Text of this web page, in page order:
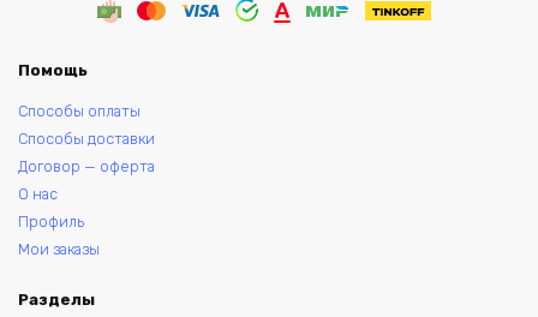
Помощь
Способы оплаты
Способы доставки
Договор — оферта
О нас
Профиль
Мои заказы
Разделы